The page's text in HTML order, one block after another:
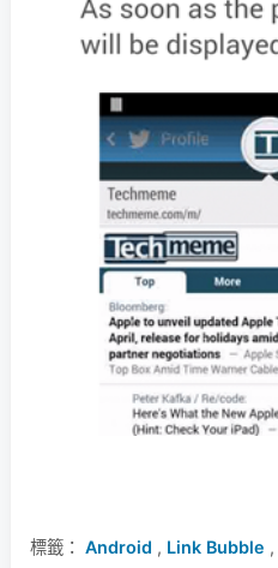
標籤： Android , Link Bubble ,